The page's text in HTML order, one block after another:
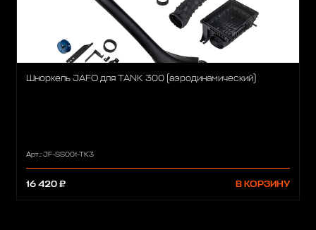
Шноркель JAFO для TANK 300 (аэродинамический)
Арт.: JF-SS001-TK3
16 420 ₽ В КОРЗИНУ